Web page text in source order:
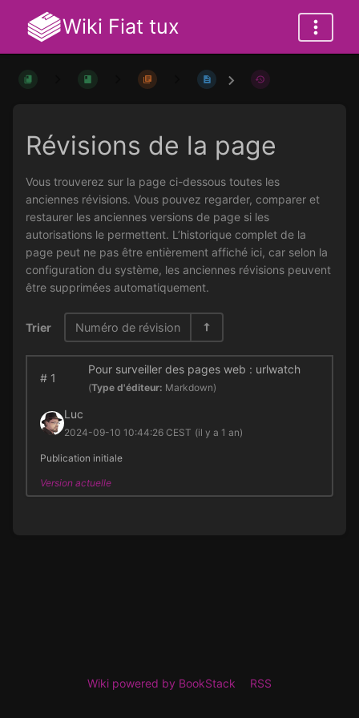
Wiki Fiat tux
Révisions de la page
Vous trouverez sur la page ci-dessous toutes les
anciennes révisions. Vous pouvez regarder, comparer et
restaurer les anciennes versions de page si les
autorisations le permettent. L’historique complet de la
page peut ne pas être entièrement affiché ici, car selon la
configuration du système, les anciennes révisions peuvent
être supprimées automatiquement.
Trier Numéro de révision
#1
Pour surveiller des pages web : urlwatch
(Type d'éditeur: Markdown)
Luc
2024-09-10 10:44:26 CEST (il y a 1 an)
Publication initiale
Version actuelle
Wiki powered by BookStack RSS